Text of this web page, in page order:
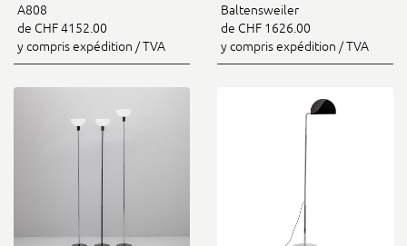
A808
de CHF 4152.00
y compris expédition / TVA
Baltensweiler
de CHF 1626.00
y compris expédition / TVA